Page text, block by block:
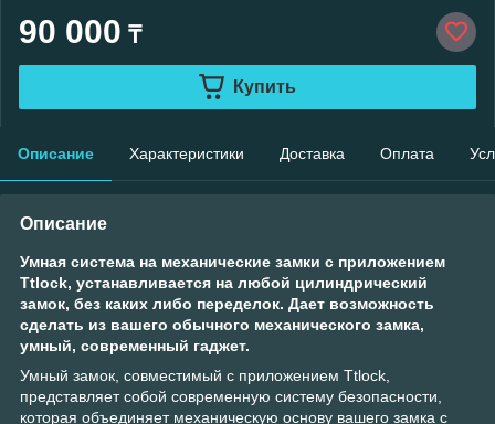
90 000 ₸
Купить
Описание Характеристики Доставка Оплата
Описание
Умная система на механические замки с приложением
Ttlock, устанавливается на любой цилиндрический
замок, без каких либо переделок. Дает возможность
сделать из вашего обычного механического замка,
умный, современный гаджет.
Умный замок, совместимый с приложением Ttlock,
представляет собой современную систему безопасности,
которая объединяет механическую основу вашего замка с